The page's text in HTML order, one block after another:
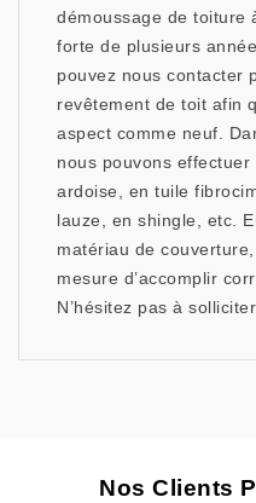
démoussage de toiture
forte de plusieurs
pouvez nous contacter
revêtement de toit afin
aspect comme neuf.
nous pouvons effectuer
ardoise, en tuile
lauze, en shingle, etc.
matériau de
mesure d’accomplir
N’hésitez pas à
Nos Clients